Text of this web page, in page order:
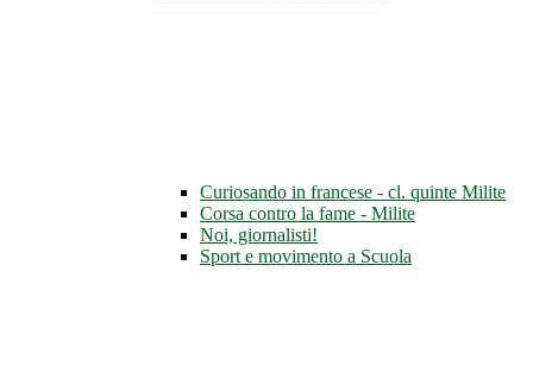
Curiosando in francese - cl. quinte Milite
Corsa contro la fame - Milite
Noi, giornalisti!
Sport e movimento a Scuola